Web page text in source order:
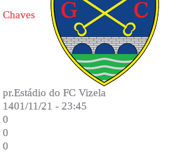
Chaves
pr.Estádio do FC Vizela
1401/11/21 - 23:45
0
0
0